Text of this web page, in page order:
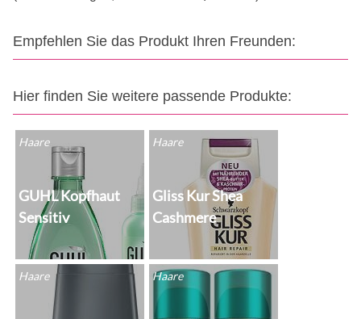
Empfehlen Sie das Produkt Ihren Freunden:
Hier finden Sie weitere passende Produkte:
Haare
GUHL Kopfhaut
Sensitiv
Haare
Gliss Kur Shea
Cashmere
Haare Haare